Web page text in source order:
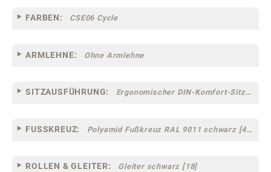
FARBEN: CSE06 Cycle
ARMLEHNE: Ohne Armlehne
SITZAUSFÜHRUNG: Ergonomischer DIN-Komfort-Sitz [75]
FUSSKREUZ: Polyamid Fußkreuz RAL 9011 schwarz [44]
ROLLEN & GLEITER: Gleiter schwarz [18]